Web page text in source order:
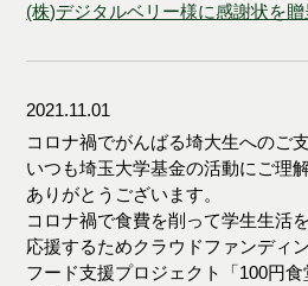
(株)デジタルベリー様に感謝状を贈
2021.11.01
コロナ禍でがんばる埼大生へのご
いつも埼玉大学基金の活動にご理
ありがとうございます。
コロナ禍で食費を削って学生生活
応援するためクラウドファンディ
フード支援プロジェクト「100円